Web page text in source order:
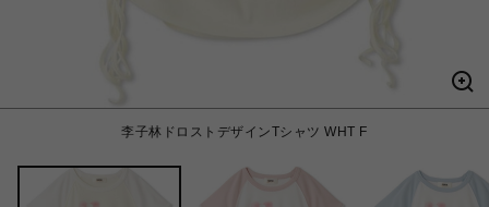
李子林ドロストデザインTシャツ WHT F